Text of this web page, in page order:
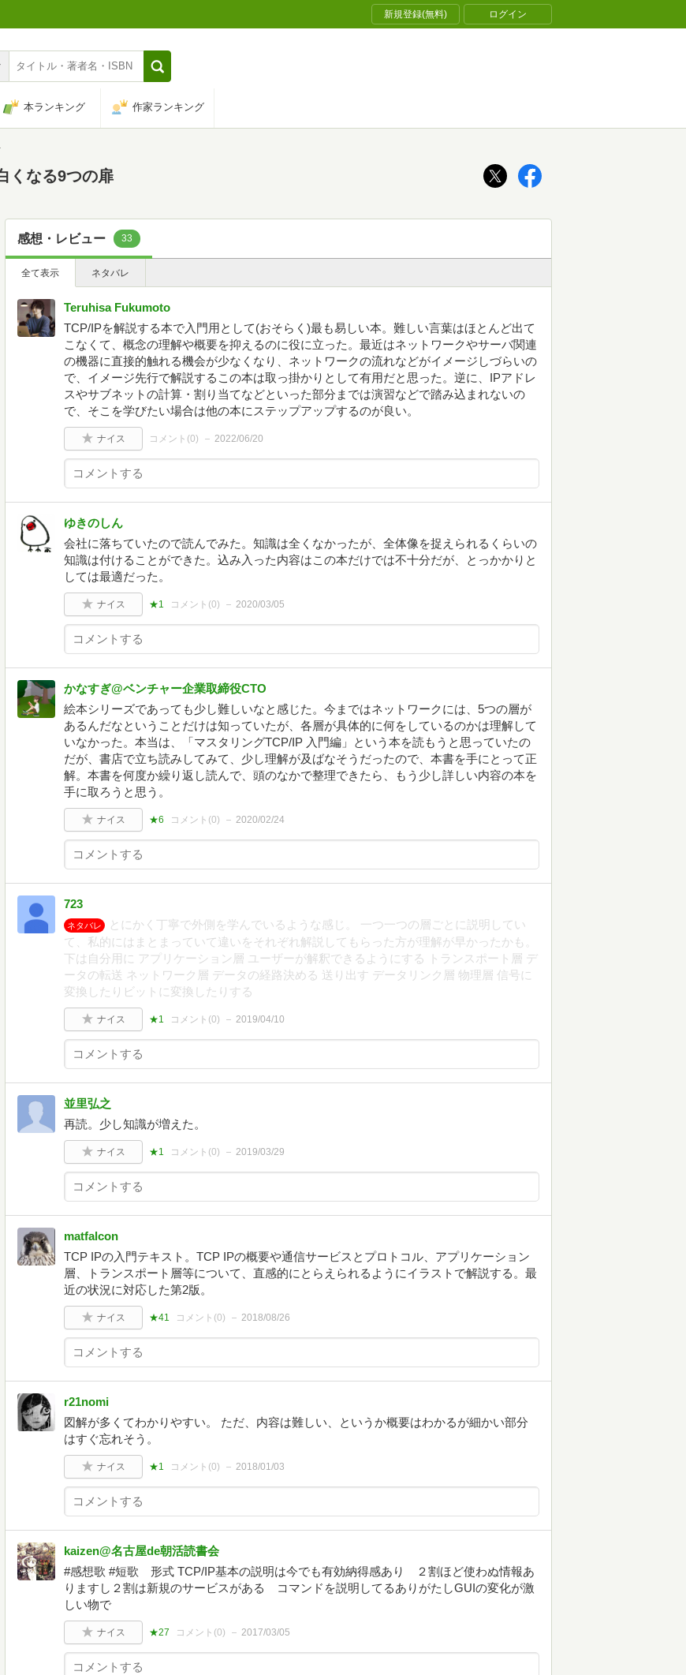
新規登録(無料) ログイン
本ランキング 作家ランキング
くなる9つの扉
感想・レビュー 33
全て表示 ネタバレ
Teruhisa Fukumoto
TCP/IPを解説する本で入門用として(おそらく)最も易しい本。難しい言葉はほとんど出て
こなくて、概念の理解や概要を抑えるのに役に立った。最近はネットワークやサーバ関連
の機器に直接的触れる機会が少なくなり、ネットワークの流れなどがイメージしづらいの
で、イメージ先行で解説するこの本は取っ掛かりとして有用だと思った。逆に、IPアドレ
スやサブネットの計算・割り当てなどといった部分までは演習などで踏み込まれないの
で、そこを学びたい場合は他の本にステップアップするのが良い。
ナイス コメント(0) 2022/06/20
ゆきのしん
会社に落ちていたので読んでみた。知識は全くなかったが、全体像を捉えられるくらいの
知識は付けることができた。込み入った内容はこの本だけでは不十分だが、とっかかりと
しては最適だった。
ナイス ★1 コメント(0) 2020/03/05
かなすぎ@ベンチャー企業取締役CTO
絵本シリーズであっても少し難しいなと感じた。今まではネットワークには、5つの層が
あるんだなということだけは知っていたが、各層が具体的に何をしているのかは理解して
いなかった。本当は、「マスタリングTCP/IP 入門編」という本を読もうと思っていたの
だが、書店で立ち読みしてみて、少し理解が及ばなそうだったので、本書を手にとって正
解。本書を何度か繰り返し読んで、頭のなかで整理できたら、もう少し詳しい内容の本を
手に取ろうと思う。
ナイス ★6 コメント(0) 2020/02/24
723
ネタバレ
とにかく丁寧で外側を学んでいるような感じ。 一つ一つの層ごとに説明してい
て、私的にはまとまっていて違いをそれぞれ解説してもらった方が理解が早かったかも。
下は自分用に アプリケーション層 ユーザーが解釈できるようにする トランスポート層 デ
ータの転送 ネットワーク層 データの経路決める 送り出す データリンク層 物理層 信号に
変換したりビットに変換したりする
ナイス ★1 コメント(0) 2019/04/10
並里弘之
再読。少し知識が増えた。
ナイス ★1 コメント(0) 2019/03/29
matfalcon
TCP IPの入門テキスト。TCP IPの概要や通信サービスとプロトコル、アプリケーション
層、トランスポート層等について、直感的にとらえられるようにイラストで解説する。最
近の状況に対応した第2版。
ナイス ★41 コメント(0) 2018/08/26
r21nomi
図解が多くてわかりやすい。 ただ、内容は難しい、というか概要はわかるが細かい部分
はすぐ忘れそう。
ナイス ★1 コメント(0) 2018/01/03
kaizen@名古屋de朝活読書会
#感想歌 #短歌 形式 TCP/IP基本の説明は今でも有効納得感あり ２割ほど使わぬ情報あ
りますし２割は新規のサービスがある コマンドを説明してるありがたしGUIの変化が激
しい物で
ナイス ★27 コメント(0) 2017/03/05